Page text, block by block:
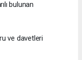
bulunan
ve davetleri